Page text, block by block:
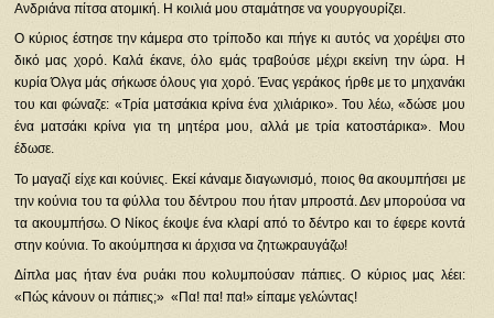
Ανδριάνα πίτσα ατομική. Η κοιλιά μου σταμάτησε να γουργουρίζει.
Ο κύριος έστησε την κάμερα στο τρίποδο και πήγε κι αυτός να χορέψει στο
δικό μας χορό. Καλά έκανε, όλο εμάς τραβούσε μέχρι εκείνη την ώρα. Η
κυρία Όλγα μάς σήκωσε όλους για χορό. Ένας γεράκος ήρθε με το μηχανάκι
του και φώναζε: «Τρία ματσάκια κρίνα ένα χιλιάρικο». Του λέω, «δώσε μου
ένα ματσάκι κρίνα για τη μητέρα μου, αλλά με τρία κατοστάρικα». Μου
έδωσε.
Το μαγαζί είχε και κούνιες. Εκεί κάναμε διαγωνισμό, ποιος θα ακουμπήσει με
την κούνια του τα φύλλα του δέντρου που ήταν μπροστά. Δεν μπορούσα να
τα ακουμπήσω. Ο Νίκος έκοψε ένα κλαρί από το δέντρο και το έφερε κοντά
στην κούνια. Το ακούμπησα κι άρχισα να ζητωκραυγάζω!
Δίπλα μας ήταν ένα ρυάκι που κολυμπούσαν πάπιες. Ο κύριος μας λέει:
«Πώς κάνουν οι πάπιες;» «Πα! πα! πα!» είπαμε γελώντας!